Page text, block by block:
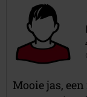
Mooie jas,